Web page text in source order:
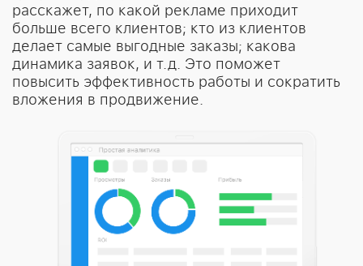
расскажет, по какой рекламе приходит
больше всего клиентов; кто из клиентов
делает самые выгодные заказы; какова
динамика заявок, и т.д. Это поможет
повысить эффективность работы и сократить
вложения в продвижение.